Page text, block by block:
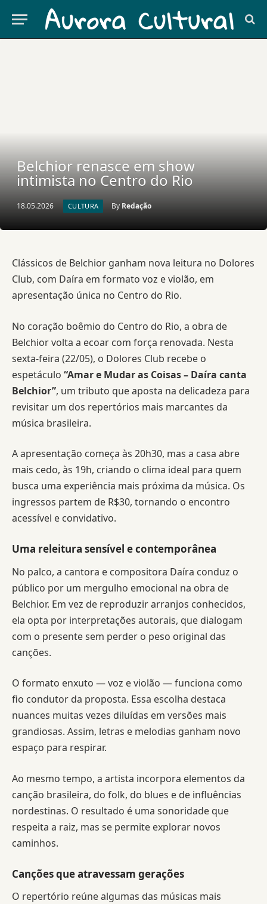
Belchior renasce em show
intimista no Centro do Rio
18.05.2026 CULTURA By Redação
Clássicos de Belchior ganham nova leitura no Dolores
Club, com Daíra em formato voz e violão, em
apresentação única no Centro do Rio.
No coração boêmio do Centro do Rio, a obra de
Belchior volta a ecoar com força renovada. Nesta
sexta-feira (22/05), o Dolores Club recebe o
espetáculo “Amar e Mudar as Coisas – Daíra canta
Belchior”, um tributo que aposta na delicadeza para
revisitar um dos repertórios mais marcantes da
música brasileira.
A apresentação começa às 20h30, mas a casa abre
mais cedo, às 19h, criando o clima ideal para quem
busca uma experiência mais próxima da música. Os
ingressos partem de R$30, tornando o encontro
acessível e convidativo.
Uma releitura sensível e contemporânea
No palco, a cantora e compositora Daíra conduz o
público por um mergulho emocional na obra de
Belchior. Em vez de reproduzir arranjos conhecidos,
ela opta por interpretações autorais, que dialogam
com o presente sem perder o peso original das
canções.
O formato enxuto — voz e violão — funciona como
fio condutor da proposta. Essa escolha destaca
nuances muitas vezes diluídas em versões mais
grandiosas. Assim, letras e melodias ganham novo
espaço para respirar.
Ao mesmo tempo, a artista incorpora elementos da
canção brasileira, do folk, do blues e de influências
nordestinas. O resultado é uma sonoridade que
respeita a raiz, mas se permite explorar novos
caminhos.
Canções que atravessam gerações
O repertório reúne algumas das músicas mais